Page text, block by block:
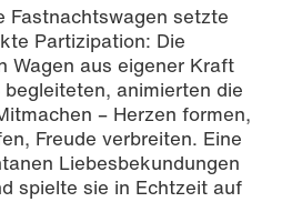
Fastnachtswagen setzte
Partizipation: Die
Wagen aus eigener Kraft
animierten die
– Herzen formen,
Freude verbreiten. Eine
Liebesbekundungen
spielte sie in Echtzeit auf